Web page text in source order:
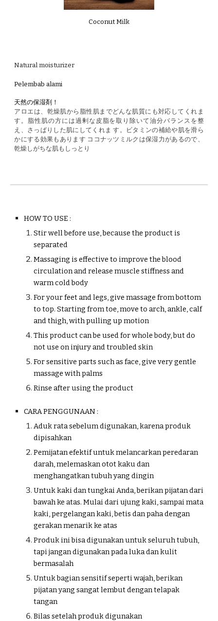
Coconut Milk
Natural moisturizer
Pelembab alami
天然の保湿剤！
アロエは、乾燥肌から脂性肌までどんな肌質にも対応してくれま
す。脂性肌の方には過剰な皮脂を取り除いて油分バランスを整
え、さっぱりした肌にしてくれま す。ビタミンの補給や肌を滑ら
かにする効果もあります ココナッツミルクは保湿力があるので、
乾燥しがちな肌もしっとり
HOW TO USE :
Stir well before use, because the product is
separated
Massaging is effective to improve the blood
circulation and release muscle stiffness and
warm cold body
For your feet and legs, give massage from bottom
to top. Starting from toe, move to arch, ankle, calf
and thigh, with pulling up motion
This product can be used for whole body, but do
not use on injury and troubled skin
For sensitive parts such as face, give very gentle
massage with palms
Rinse after using the product
CARA PENGGUNAAN :
Aduk rata sebelum digunakan, karena produk
dipisahkan
Pemijatan efektif untuk melancarkan peredaran
darah, melemaskan otot kaku dan
menghangatkan tubuh yang dingin
Untuk kaki dan tungkai Anda, berikan pijatan dari
bawah ke atas. Mulai dari ujung kaki, sampai mata
kaki, pergelangan kaki, betis dan paha dengan
gerakan menarik ke atas
Produk ini bisa digunakan untuk seluruh tubuh,
tapi jangan digunakan pada luka dan kulit
bermasalah
Untuk bagian sensitif seperti wajah, berikan
pijatan yang sangat lembut dengan telapak
tangan
Bilas setelah produk digunakan